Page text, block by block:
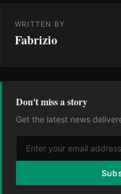
WRITTEN BY
Fabrizio
Don't miss a story
Get the latest news